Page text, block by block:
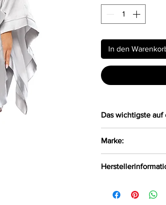
In den
Das wichtigste auf
satinähnlichem
Das weiche
Haut
Satinschleife
Marke:
Wielka, Polen, 42-